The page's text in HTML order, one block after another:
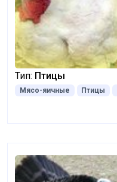
Тип: Птицы
Мясо-яичные Птицы